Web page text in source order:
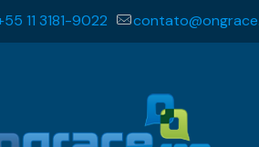
11 3181-9022